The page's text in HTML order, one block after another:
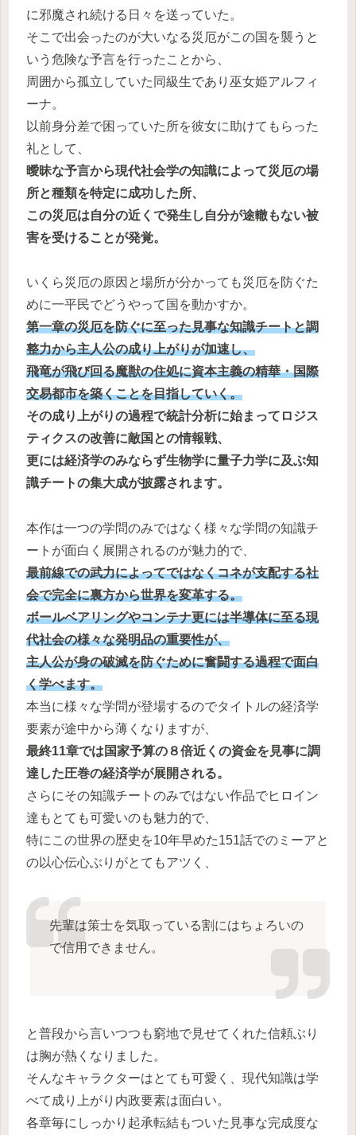
に邪魔され続ける日々を送っていた。
そこで出会ったのが大いなる災厄がこの国を襲うと
いう危険な予言を行ったことから、
周囲から孤立していた同級生であり巫女姫アルフィ
ーナ。
以前身分差で困っていた所を彼女に助けてもらった
礼として、
曖昧な予言から現代社会学の知識によって災厄の場
所と種類を特定に成功した所、
この災厄は自分の近くで発生し自分が途轍もない被
害を受けることが発覚。
いくら災厄の原因と場所が分かっても災厄を防ぐた
めに一平民でどうやって国を動かすか。
第一章の災厄を防ぐに至った見事な知識チートと調
整力から主人公の成り上がりが加速し、
飛竜が飛び回る魔獣の住処に資本主義の精華・国際
交易都市を築くことを目指していく。
その成り上がりの過程で統計分析に始まってロジス
ティクスの改善に敵国との情報戦、
更には経済学のみならず生物学に量子力学に及ぶ知
識チートの集大成が披露されます。
本作は一つの学問のみではなく様々な学問の知識チ
ートが面白く展開されるのが魅力的で、
最前線での武力によってではなくコネが支配する社
会で完全に裏方から世界を変革する。
ボールベアリングやコンテナ更には半導体に至る現
代社会の様々な発明品の重要性が、
主人公が身の破滅を防ぐために奮闘する過程で面白
く学べます。
本当に様々な学問が登場するのでタイトルの経済学
要素が途中から薄くなりますが、
最終11章では国家予算の８倍近くの資金を見事に調
達した圧巻の経済学が展開される。
さらにその知識チートのみではない作品でヒロイン
達もとても可愛いのも魅力的で、
特にこの世界の歴史を10年早めた151話でのミーアと
の以心伝心ぶりがとてもアツく、
先輩は策士を気取っている割にはちょろいの
で信用できません。
と普段から言いつつも窮地で見せてくれた信頼ぶり
は胸が熱くなりました。
そんなキャラクターはとても可愛く、現代知識は学
べて成り上がり内政要素は面白い。
各章毎にしっかり起承転結もついた見事な完成度な